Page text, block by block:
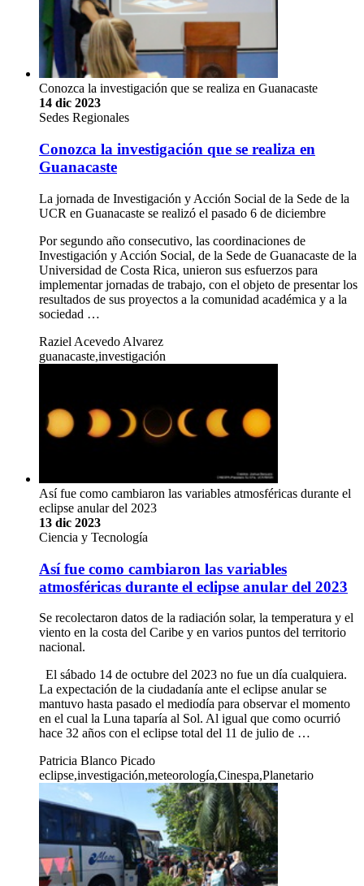
Conozca la investigación que se realiza en Guanacaste
14 dic 2023
Sedes Regionales
Conozca la investigación que se realiza en
Guanacaste
La jornada de Investigación y Acción Social de la Sede de la
UCR en Guanacaste se realizó el pasado 6 de diciembre
Por segundo año consecutivo, las coordinaciones de
Investigación y Acción Social, de la Sede de Guanacaste de la
Universidad de Costa Rica, unieron sus esfuerzos para
implementar jornadas de trabajo, con el objeto de presentar los
resultados de sus proyectos a la comunidad académica y a la
sociedad …
Raziel Acevedo Alvarez
guanacaste,investigación
Así fue como cambiaron las variables atmosféricas durante el
eclipse anular del 2023
13 dic 2023
Ciencia y Tecnología
Así fue como cambiaron las variables
atmosféricas durante el eclipse anular del 2023
Se recolectaron datos de la radiación solar, la temperatura y el
viento en la costa del Caribe y en varios puntos del territorio
nacional.
El sábado 14 de octubre del 2023 no fue un día cualquiera.
La expectación de la ciudadanía ante el eclipse anular se
mantuvo hasta pasado el mediodía para observar el momento
en el cual la Luna taparía al Sol. Al igual que como ocurrió
hace 32 años con el eclipse total del 11 de julio de …
Patricia Blanco Picado
eclipse,investigación,meteorología,Cinespa,Planetario